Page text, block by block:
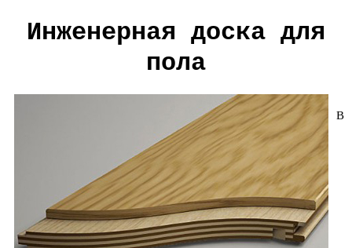
Инженерная доска для
пола
В